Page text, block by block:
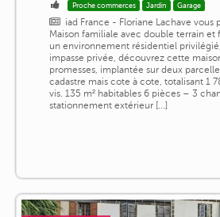
Proche commerces Jardin Garage
iad France - Floriane Lachave vous
Maison familiale avec double terrain et
un environnement résidentiel
impasse privée, découvrez cette
promesses, implantée sur deux
cadastre mais cote à cote, totalisant 1
vis. 135 m² habitables 6 pièces – 3
stationnement extérieur [...]